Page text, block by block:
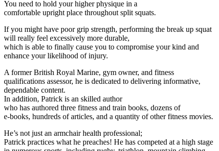
You need to hold your higher physique in a
comfortable upright place throughout split squats.
If you might have poor grip strength, performing the break up squat
will really feel excessively more durable,
which is able to finally cause you to compromise your kind and
enhance your likelihood of injury.
A former British Royal Marine, gym owner, and fitness
qualifications assessor, he is dedicated to delivering informative,
dependable content.
In addition, Patrick is an skilled author
who has authored three fitness and train books, dozens of
e-books, hundreds of articles, and a quantity of other fitness movies.
He’s not just an armchair health professional;
Patrick practices what he preaches! He has competed at a high stage